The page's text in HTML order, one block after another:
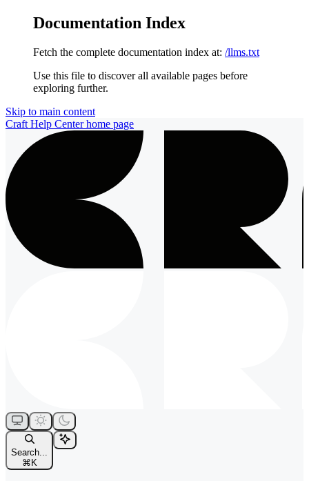
Documentation Index
Fetch the complete documentation index at: /llms.txt
Use this file to discover all available pages before
exploring further.
Skip to main content
Craft Help Centerhome page
Search...
⌘ K